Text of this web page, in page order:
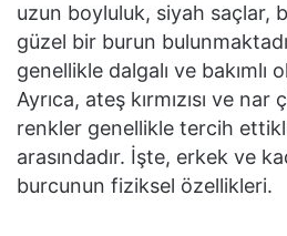
uzun boyluluk, siyah saçlar,
güzel bir burun
genellikle dalgalı ve bakımlı
Ayrıca, ateş kırmızısı ve nar
renkler genellikle tercih
arasındadır. İşte, erkek ve
burcunun fiziksel özellikleri.